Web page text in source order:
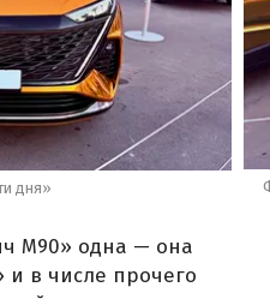
дня»
М90» одна — она
и в числе прочего